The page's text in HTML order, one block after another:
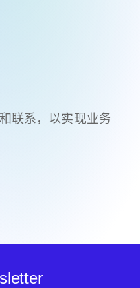
联系，以实现业务